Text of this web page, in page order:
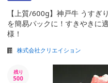
【上質/600g】神戸牛 うす
を簡易パックに！すきやきに
様！
株式会社クリエイション
残り
500